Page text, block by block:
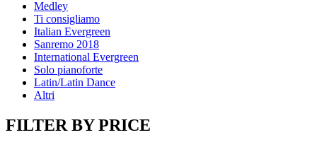
Medley
Ti consigliamo
Italian Evergreen
Sanremo 2018
International Evergreen
Solo pianoforte
Latin/Latin Dance
Altri
FILTER BY PRICE